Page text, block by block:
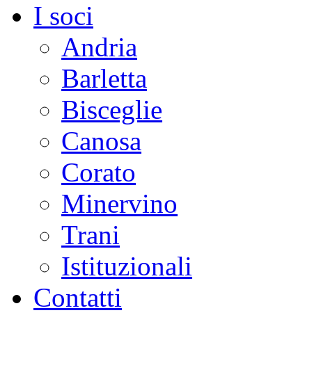
I soci
Andria
Barletta
Bisceglie
Canosa
Corato
Minervino
Trani
Istituzionali
Contatti